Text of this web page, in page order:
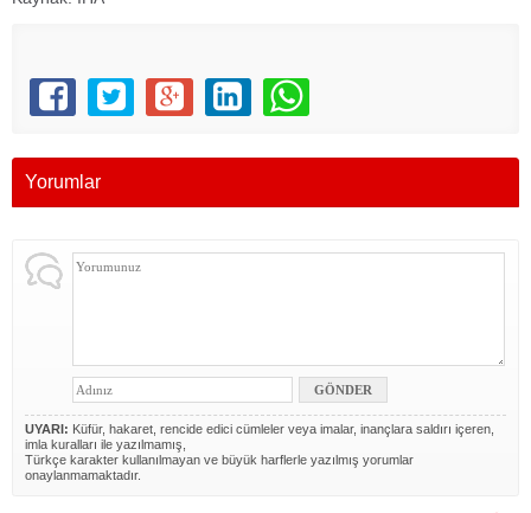
Yorumlar
UYARI: Küfür, hakaret, rencide edici cümleler veya imalar, inançlara saldırı içeren,
imla kuralları ile yazılmamış,
Türkçe karakter kullanılmayan ve büyük harflerle yazılmış yorumlar
onaylanmamaktadır.